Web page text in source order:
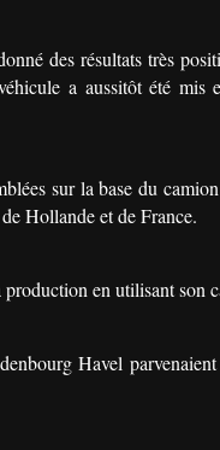
des résultats très
a aussitôt été mis
sur la base du
Hollande et de France.
production en utilisant son
Havel